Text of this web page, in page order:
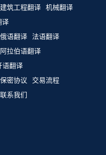
建筑工程翻译 机械翻译
译
俄语翻译
法语翻译
阿拉伯语翻译
语翻译
保密协议
交易流程
联系我们